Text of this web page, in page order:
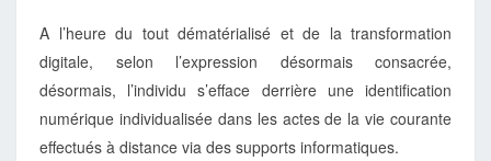
A l’heure du tout dématérialisé et de la transformation
digitale, selon l’expression désormais consacrée,
désormais, l’individu s’efface derrière une identification
numérique individualisée dans les actes de la vie courante
effectués à distance via des supports informatiques.